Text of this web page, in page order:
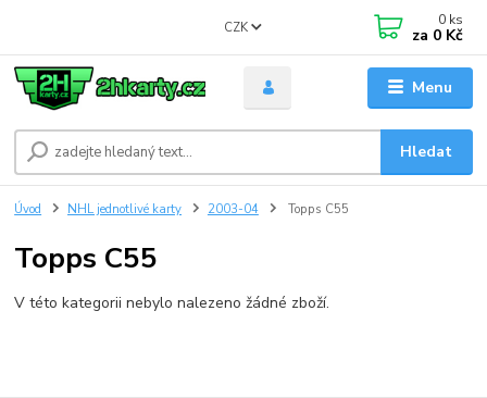
Menu
CZK
Hledat
0 ks
za 0 Kč
Úvod NHL jednotlivé karty 2003-04 Topps C55
Topps C55
V této kategorii nebylo nalezeno žádné zboží.